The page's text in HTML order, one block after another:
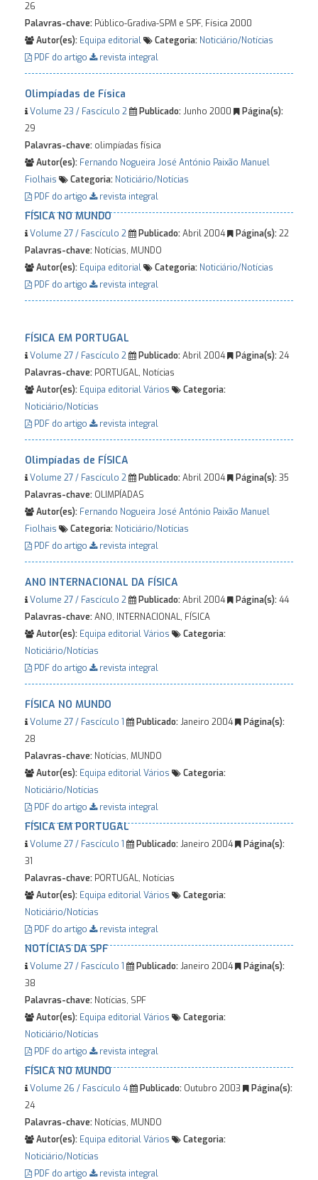
26
Palavras-chave: Público-Gradiva-SPM e SPF, Física 2000
Autor(es): Equipa editorial Categoria: Noticiário/Notícias
PDF do artigo
revista integral
Olimpíadas de Física
Volume 23 / Fascículo 2 Publicado:Junho 2000
Página(s):
29
Palavras-chave: olimpíadas física
Autor(es): Fernando Nogueira José António Paixão Manuel
Fiolhais
Categoria: Noticiário/Notícias
PDF do artigo
revista integral
FÍSICA NO MUNDO
Volume 27 / Fascículo 2 Publicado:Abril 2004 Página(s):22
Palavras-chave: Notícias, MUNDO
Autor(es): Equipa editorial Categoria: Noticiário/Notícias
PDF do artigo
revista integral
FÍSICA EM PORTUGAL
Volume 27 / Fascículo 2 Publicado:Abril 2004 Página(s):24
Palavras-chave: PORTUGAL, Notícias
Autor(es): Equipa editorialVários
Categoria:
Noticiário/Notícias
PDF do artigo
revista integral
Olimpíadas de FÍSICA
Volume 27 / Fascículo 2 Publicado:Abril 2004 Página(s):35
Palavras-chave: OLIMPÍADAS
Autor(es): Fernando Nogueira José António Paixão Manuel
Fiolhais
Categoria: Noticiário/Notícias
PDF do artigo
revista integral
ANO INTERNACIONAL DA FÍSICA
Volume 27 / Fascículo 2 Publicado:Abril 2004 Página(s):44
Palavras-chave:ANO, INTERNACIONAL, FÍSICA
Autor(es): Equipa editorialVários
Categoria:
Noticiário/Notícias
PDF do artigo
revista integral
FÍSICA NO MUNDO
Volume 27 / Fascículo 1 Publicado:Janeiro 2004
Página(s):
28
Palavras-chave: Notícias, MUNDO
Autor(es): Equipa editorialVários
Categoria:
Noticiário/Notícias
PDF do artigo
revista integral
FÍSICA EM PORTUGAL
Volume 27 / Fascículo 1 Publicado:Janeiro 2004
Página(s):
31
Palavras-chave: PORTUGAL, Notícias
Autor(es): Equipa editorialVários
Categoria:
Noticiário/Notícias
PDF do artigo
revista integral
NOTÍCIAS DA SPF
Volume 27 / Fascículo 1 Publicado:Janeiro 2004
Página(s):
38
Palavras-chave: Notícias, SPF
Autor(es): Equipa editorialVários
Categoria:
Noticiário/Notícias
PDF do artigo
revista integral
FÍSICA NO MUNDO
Volume 26 / Fascículo 4 Publicado: Outubro 2003
Página(s):
24
Palavras-chave: Notícias, MUNDO
Autor(es): Equipa editorialVários
Categoria:
Noticiário/Notícias
PDF do artigo
revista integral